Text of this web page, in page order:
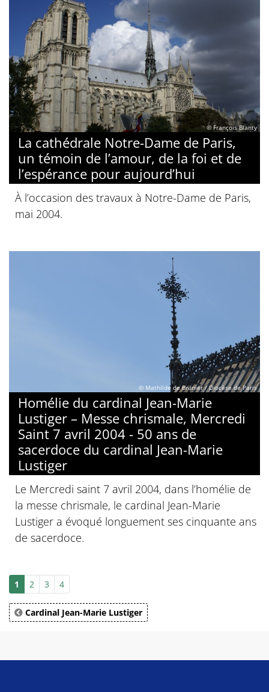
© François Blanty
La cathédrale Notre-Dame de Paris,
un témoin de l’amour, de la foi et de
l’espérance pour aujourd’hui
À l’occasion des travaux à Notre-Dame de Paris,
mai 2004.
© Mathilde de Brunier / Diocèse de Paris
Homélie du cardinal Jean-Marie
Lustiger – Messe chrismale, Mercredi
Saint 7 avril 2004 - 50 ans de
sacerdoce du cardinal Jean-Marie
Lustiger
Le Mercredi saint 7 avril 2004, dans l’homélie de
la messe chrismale, le cardinal Jean-Marie
Lustiger a évoqué longuement ses cinquante ans
de sacerdoce.
1 2 3 4
Cardinal Jean-Marie Lustiger